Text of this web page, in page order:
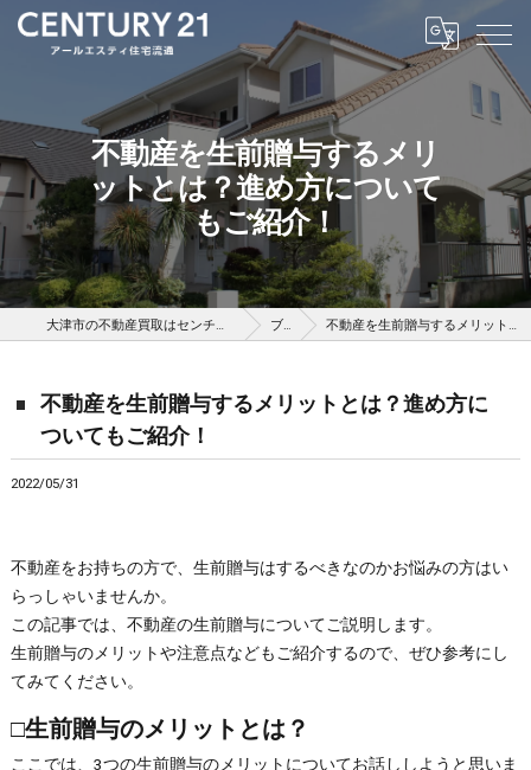
不動産を生前贈与するメリ
ットとは？進め方について
もご紹介！
大津市の不動産買取はセンチュリー21アールエスティ住宅流通 ブログ 不動産を生前贈与するメリットとは？進め方についてもご紹介！
不動産を生前贈与するメリットとは？進め方に
ついてもご紹介！
2022/05/31
不動産をお持ちの方で、生前贈与はするべきなのかお悩みの方はい
らっしゃいませんか。
この記事では、不動産の生前贈与についてご説明します。
生前贈与のメリットや注意点などもご紹介するので、ぜひ参考にし
てみてください。
□生前贈与のメリットとは？
ここでは、3つの生前贈与のメリットについてお話ししようと思いま